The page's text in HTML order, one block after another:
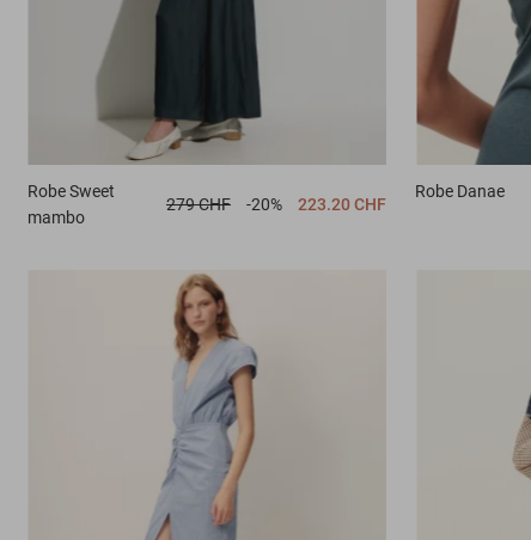
Robe Sweet
mambo
279 CHF -20% 223.20 CHF
Robe Danae